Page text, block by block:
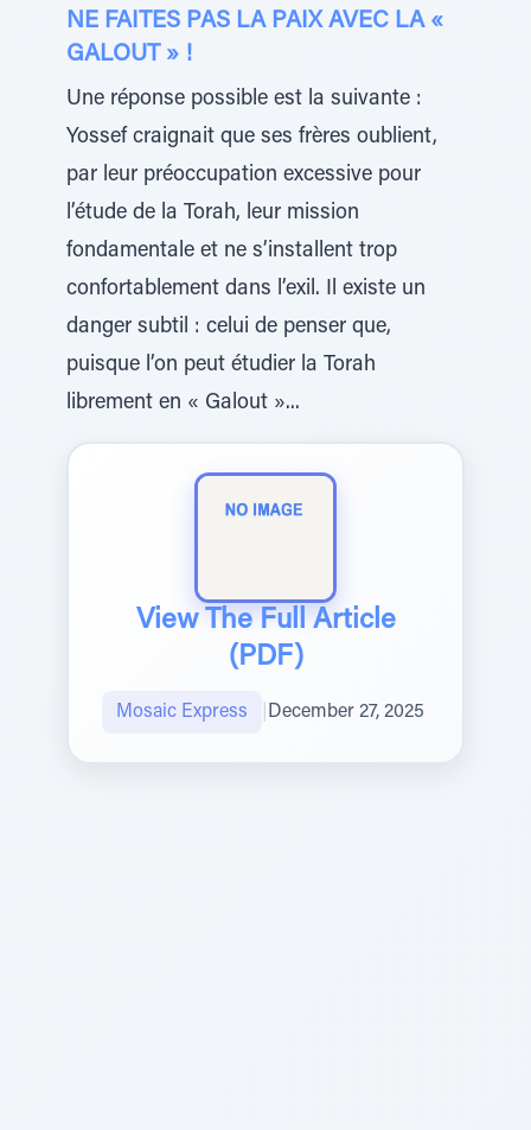
NE FAITES PAS LA PAIX AVEC LA «
GALOUT » !
Une réponse possible est la suivante :
Yossef craignait que ses frères oublient,
par leur préoccupation excessive pour
l’étude de la Torah, leur mission
fondamentale et ne s’installent trop
confortablement dans l’exil. Il existe un
danger subtil : celui de penser que,
puisque l’on peut étudier la Torah
librement en « Galout »...
View The Full Article
(PDF)
Mosaic Express December 27, 2025